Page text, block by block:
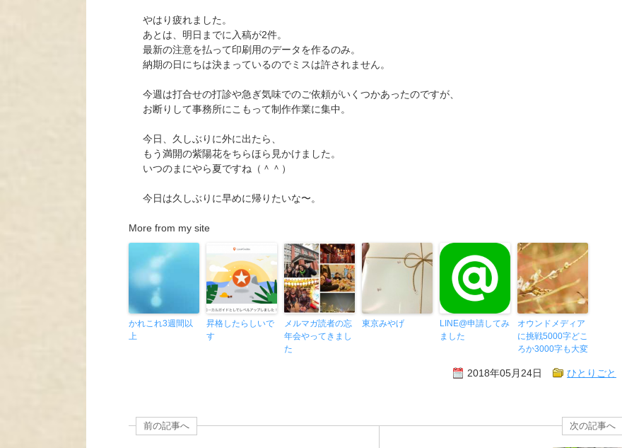
やはり疲れました。
あとは、明日までに入稿が2件。
最新の注意を払って印刷用のデータを作るのみ。
納期の日にちは決まっているのでミスは許されません。
今週は打合せの打診や急ぎ気味でのご依頼がいくつかあったのですが、
お断りして事務所にこもって制作作業に集中。
今日、久しぶりに外に出たら、
もう満開の紫陽花をちらほら見かけました。
いつのまにやら夏ですね（＾＾）
今日は久しぶりに早めに帰りたいな〜。
More from my site
かれこれ3週間以
上
昇格したらしいで
す
メルマガ読者の忘
年会やってきまし
た
東京みやげ
LINE@申請してみ
ました
オウンドメディア
に挑戦5000字どこ
ろか3000字も大変
2018年05月24日 ひとりごと
前の記事へ 次の記事へ